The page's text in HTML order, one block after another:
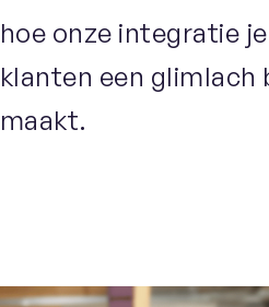
hoe onze integratie
klanten een
maakt.